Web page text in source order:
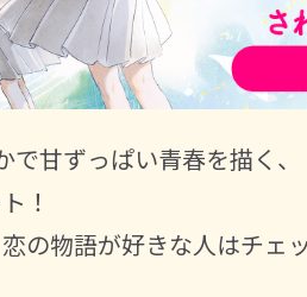
で甘ずっぱい青春を描く
！
の物語が好きな人はチェ